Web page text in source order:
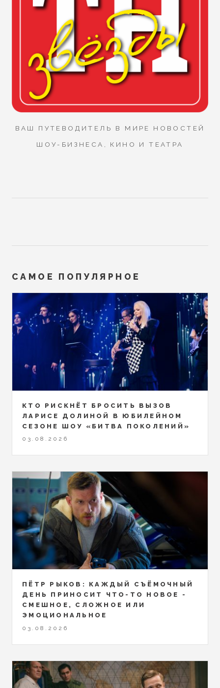
ВАШ ПУТЕВОДИТЕЛЬ В МИРЕ НОВОСТЕЙ
ШОУ-БИЗНЕСА, КИНО И ТЕАТРА
САМОЕ ПОПУЛЯРНОЕ
КТО РИСКНЁТ БРОСИТЬ ВЫЗОВ
ЛАРИСЕ ДОЛИНОЙ В ЮБИЛЕЙНОМ
СЕЗОНЕ ШОУ «БИТВА ПОКОЛЕНИЙ»
03.08.2026
ПЁТР РЫКОВ: КАЖДЫЙ СЪЁМОЧНЫЙ
ДЕНЬ ПРИНОСИТ ЧТО-ТО НОВОЕ -
СМЕШНОЕ, СЛОЖНОЕ ИЛИ
ЭМОЦИОНАЛЬНОЕ
03.08.2026